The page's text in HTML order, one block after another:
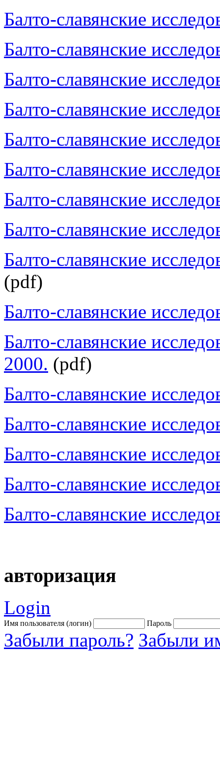
Балто-славянские
Балто-славянские
Балто-славянские
Балто-славянские
Балто-славянские
Балто-славянские
Балто-славянские
Балто-славянские
Балто-славянские
(pdf)
Балто-славянские
Балто-славянские
2000. (pdf)
Балто-славянские
Балто-славянские
Балто-славянские
Балто-славянские
Балто-славянские
авторизация
Login
Имя пользователя (логин) Пароль
Забыли пароль? Забыли